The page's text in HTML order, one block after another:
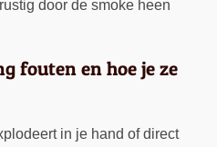
door de smoke heen
fouten en hoe je ze
in je hand of direct